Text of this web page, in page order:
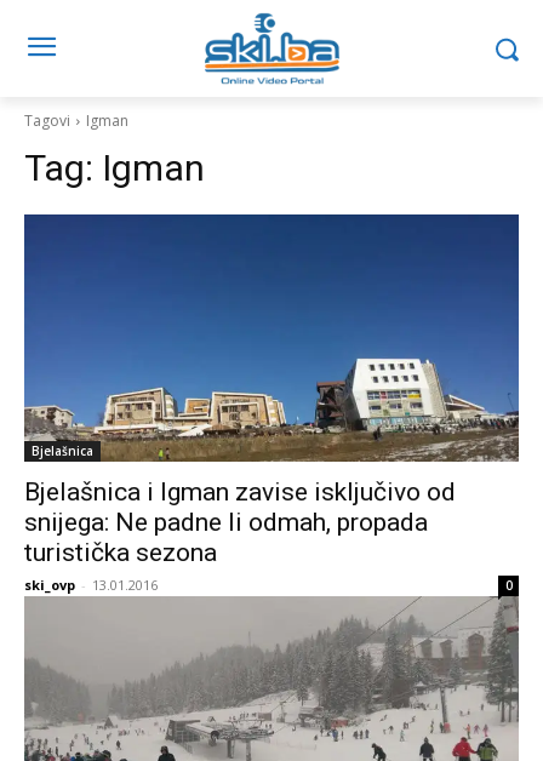
Tagovi Igman
Tag: Igman
Bjelašnica
Bjelašnica i Igman zavise isključivo od
snijega: Ne padne li odmah, propada
turistička sezona
ski_ovp - 13.01.2016 0